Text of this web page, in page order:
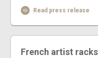
Read press release
French artist